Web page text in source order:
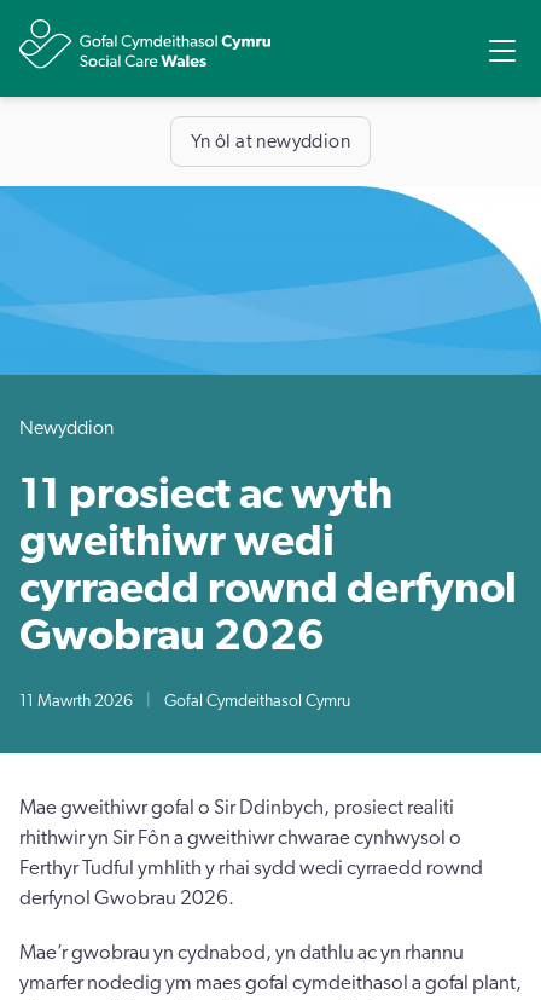
Yn ôl at newyddion
Newyddion
11 prosiect ac wyth
gweithiwr wedi
cyrraedd rownd derfynol
Gwobrau 2026
11 Mawrth 2026 Gofal Cymdeithasol Cymru
Mae gweithiwr gofal o Sir Ddinbych, prosiect realiti
rhithwir yn Sir Fôn a gweithiwr chwarae cynhwysol o
Ferthyr Tudful ymhlith y rhai sydd wedi cyrraedd rownd
derfynol Gwobrau 2026.
Mae’r gwobrau yn cydnabod, yn dathlu ac yn rhannu
ymarfer nodedig ym maes gofal cymdeithasol a gofal plant,